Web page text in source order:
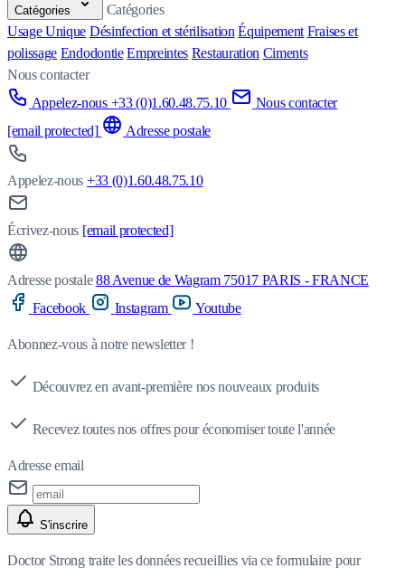
Catégories
Catégories
Usage Unique Désinfection et stérilisation Équipement Fraises et
polissage Endodontie Empreintes Restauration Ciments
Nous contacter
Appelez-nous +33 (0)1.60.48.75.10
Nous contacter
[email protected]
Adresse postale
Appelez-nous +33 (0)1.60.48.75.10
Écrivez-nous [email protected]
Adresse postale 88 Avenue de Wagram 75017 PARIS - FRANCE
Facebook
Instagram Youtube
Abonnez-vous à notre newsletter !
Découvrez en avant-première nos nouveaux produits
Recevez toutes nos offres pour économiser toute l'année
Adresse email
S'inscrire
Doctor Strong traite les données recueillies via ce formulaire pour